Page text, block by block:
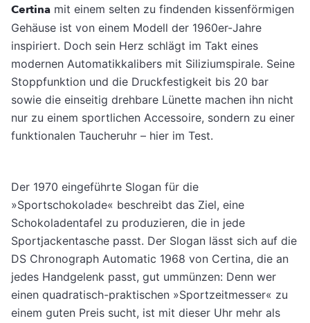
Certina mit einem selten zu findenden kissenförmigen
Gehäuse ist von einem Modell der 1960er-Jahre
inspiriert. Doch sein Herz schlägt im Takt eines
modernen Automatikkalibers mit Siliziumspirale. Seine
Stoppfunktion und die Druckfestigkeit bis 20 bar
sowie die einseitig drehbare Lünette machen ihn nicht
nur zu einem sportlichen Accessoire, sondern zu einer
funktionalen Taucheruhr – hier im Test.
Der 1970 eingeführte Slogan für die
»Sportschokolade« beschreibt das Ziel, eine
Schokoladentafel zu produzieren, die in jede
Sportjackentasche passt. Der Slogan lässt sich auf die
DS Chronograph Automatic 1968 von Certina, die an
jedes Handgelenk passt, gut ummünzen: Denn wer
einen quadratisch-praktischen »Sportzeitmesser« zu
einem guten Preis sucht, ist mit dieser Uhr mehr als